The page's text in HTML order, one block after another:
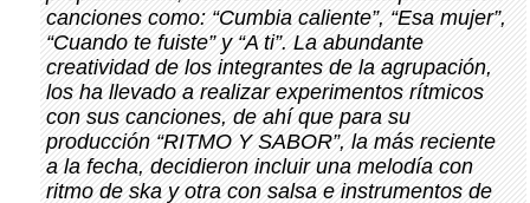
canciones como: “Cumbia caliente”, “Esa mujer”,
“Cuando te fuiste” y “A ti”. La abundante
creatividad de los integrantes de la agrupación,
los ha llevado a realizar experimentos rítmicos
con sus canciones, de ahí que para su
producción “RITMO Y SABOR”, la más reciente
a la fecha, decidieron incluir una melodía con
ritmo de ska y otra con salsa e instrumentos de